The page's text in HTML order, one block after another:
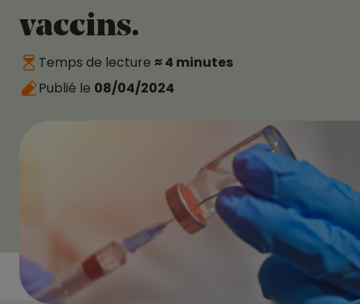
vaccins.
Temps de lecture ≈ 4 minutes
Publié le 08/04/2024